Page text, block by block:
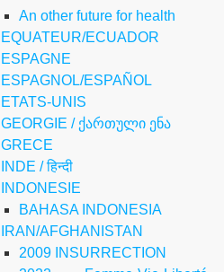
An other future for health
EQUATEUR/ECUADOR
ESPAGNE
ESPAGNOL/ESPAÑOL
ETATS-UNIS
GEORGIE / ქართული ენა
GRECE
INDE / हिन्दी
INDONESIE
BAHASA INDONESIA
IRAN/AFGHANISTAN
2009 INSURRECTION